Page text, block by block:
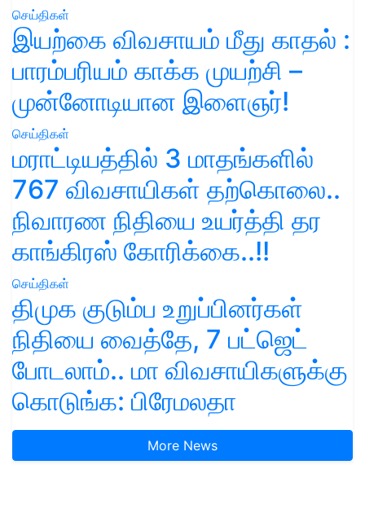
செய்திகள்
இயற்கை விவசாயம் மீது காதல் :
பாரம்பரியம் காக்க முயற்சி –
முன்னோடியான இளைஞர்!
செய்திகள்
மராட்டியத்தில் 3 மாதங்களில்
767 விவசாயிகள் தற்கொலை..
நிவாரண நிதியை உயர்த்தி தர
காங்கிரஸ் கோரிக்கை..!!
செய்திகள்
திமுக குடும்ப உறுப்பினர்கள்
நிதியை வைத்தே, 7 பட்ஜெட்
போடலாம்.. மா விவசாயிகளுக்கு
கொடுங்க: பிரேமலதா
More News